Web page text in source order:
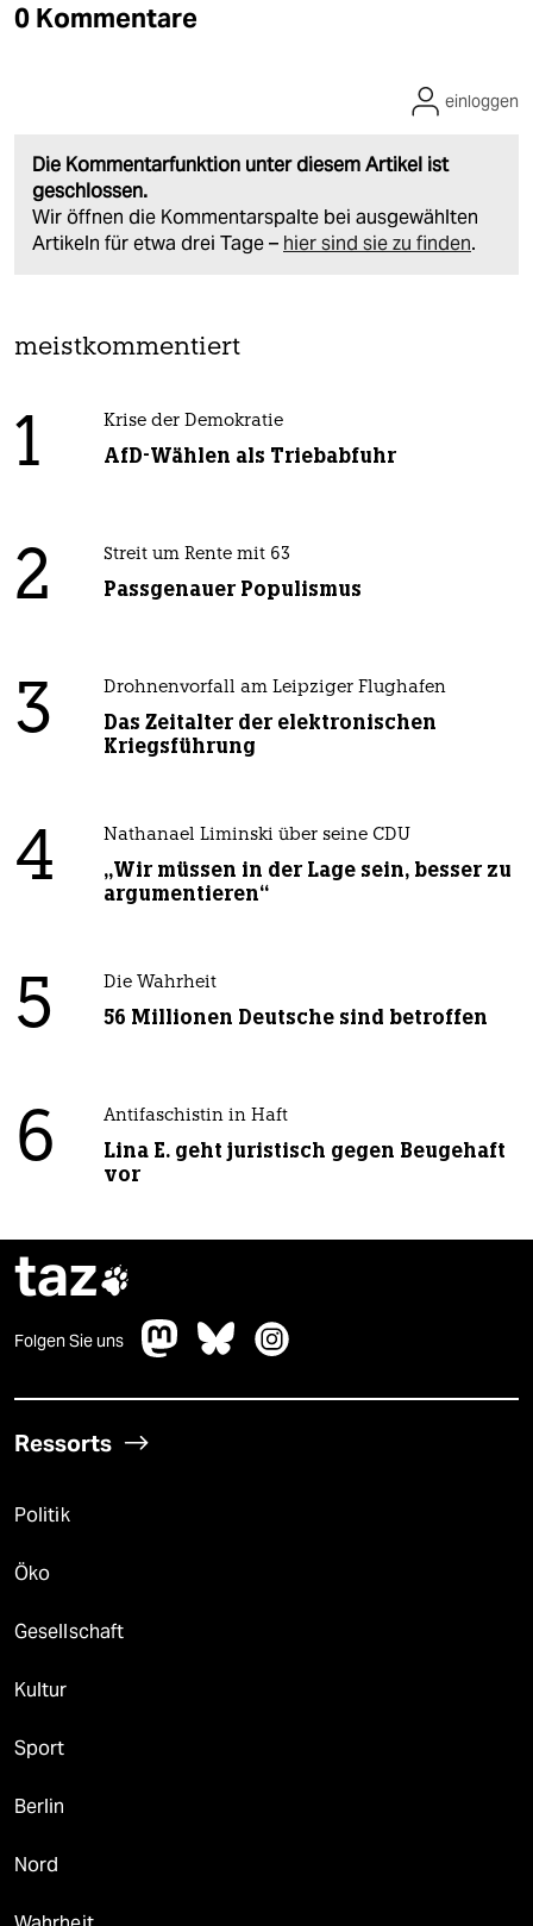
0 Kommentare
Die Kommentarfunktion unter diesem Artikel ist
geschlossen.
Wir öffnen die Kommentarspalte bei ausgewählten
Artikeln für etwa drei Tage – hier sind sie zu finden.
einloggen
meistkommentiert
1 Krise der Demokratie
AfD-Wählen als Triebabfuhr
2 Streit um Rente mit 63
Passgenauer Populismus
3 Drohnenvorfall am Leipziger Flughafen
Das Zeitalter der elektronischen
Kriegsführung
4 Nathanael Liminski über seine CDU
„Wir müssen in der Lage sein, besser zu
argumentieren“
5 Die Wahrheit
56 Millionen Deutsche sind betroffen
6 Antifaschistin in Haft
Lina E. geht juristisch gegen Beugehaft
vor
taz
Folgen Sie uns
Ressorts
Politik
Öko
Gesellschaft
Kultur
Sport
Berlin
Nord